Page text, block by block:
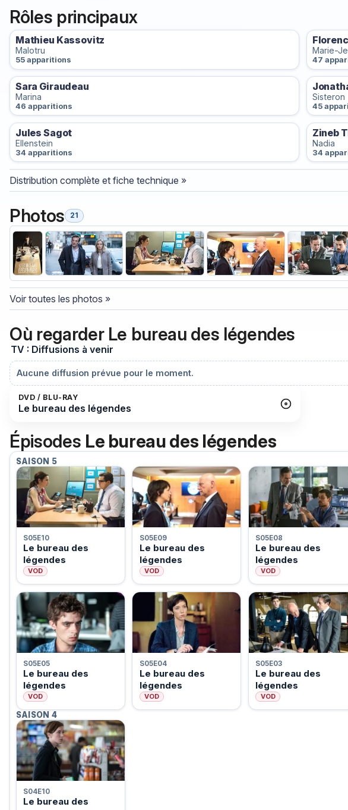
Rôles principaux
Mathieu Kassovitz
Malotru
55 apparitions
Marie-
47
Sara Giraudeau
Marina
46 apparitions
Sisteron
45
Jules Sagot
Ellenstein
34 apparitions
Zineb
Nadia
34
Distribution complète et fiche technique »
Photos 21
Voir toutes les photos »
Où regarder Le bureau des légendes
TV : Diffusions à venir
Aucune diffusion prévue pour le moment.
DVD / BLU-RAY
Le bureau des légendes
Épisodes Le bureau des légendes
SAISON 5
S05E10
Le bureau des
légendes
VOD
S05E09
Le bureau des
légendes
VOD
S05E08
Le bureau des
légendes
VOD
S05E05
Le bureau des
légendes
VOD
S05E04
Le bureau des
légendes
VOD
S05E03
Le bureau des
légendes
VOD
SAISON 4
S04E10
Le bureau des